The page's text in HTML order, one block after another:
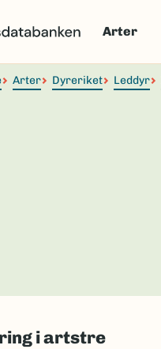
Arter
Arter Dyreriket Leddyr
i artstre